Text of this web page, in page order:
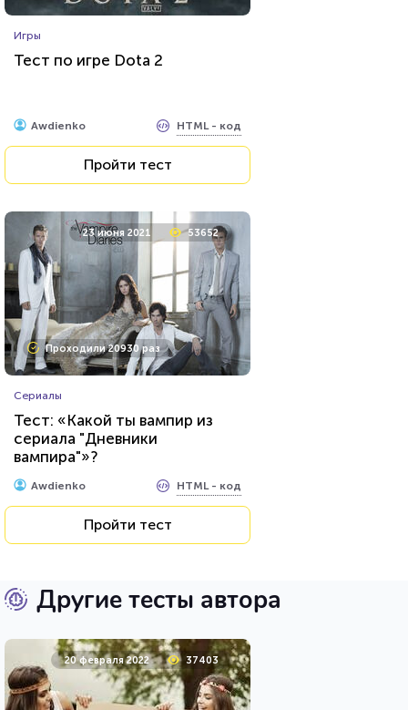
Игры
Тест по игре Dota 2
Awdienko HTML - код
Пройти тест
23 июня 2021 53652
Проходили 20930 раз
Сериалы
Тест: «Какой ты вампир из
сериала "Дневники
вампира"»?
Awdienko HTML - код
Пройти тест
Другие тесты автора
20 февраля 2022 37403